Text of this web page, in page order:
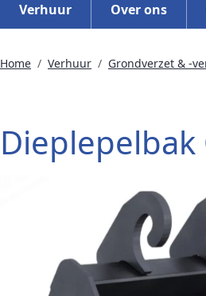
Verhuur Over ons
Home Verhuur Grondverzet & -
Dieplepelbak